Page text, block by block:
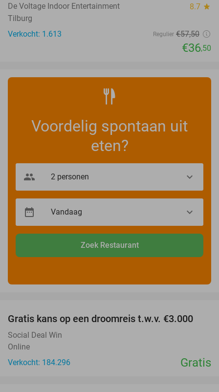
De Voltage Indoor Entertainment 8.7 star
Tilburg
Verkocht: 1.613
Regulier €57,50
€36,50
Voordelig spontaan uit
eten?
Zoek Restaurant
Gratis kans op een droomreis t.w.v. €3.000
Social Deal Win
Online
Verkocht: 184.296
Gratis